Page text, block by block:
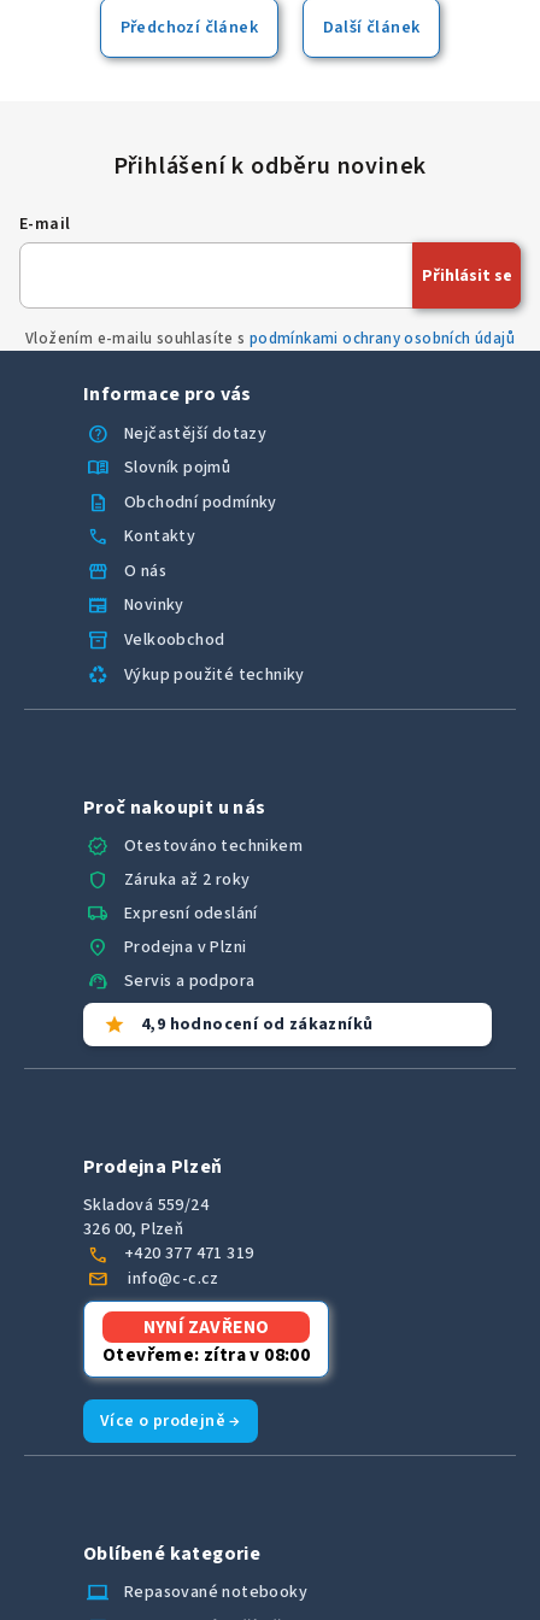
zařízení pouze zapnout a můžete ihned začít pracovat.
Předchozí článek Další článek
E-mail
Vložením e-mailu souhlasíte s podmínkami ochrany osobních údajů
Přihlásit se
Informace pro vás
help
Nejčastější dotazy
menu_book Slovník pojmů
description Obchodní podmínky
call Kontakty
storefront O nás
newspaper Novinky
inventory_2 Velkoobchod
recycling Výkup použité techniky
Proč nakoupit u nás
verified
Otestováno technikem
shield Záruka až 2 roky
local_shipping Expresní odeslání
location_on Prodejna v Plzni
support_agent Servis a podpora
star 4,9 hodnocení od zákazníků
Prodejna Plzeň
Skladová 559/24
326 00, Plzeň
call +420 377 471 319
mail info@c-c.cz
NYNÍ ZAVŘENO
Otevřeme: zítra v 08:00
Více o prodejně →
Oblíbené kategorie
laptop_chromebook
Repasované notebooky